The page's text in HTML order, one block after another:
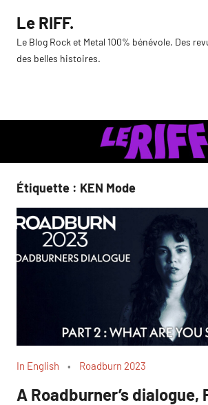
contenu
Le RIFF.
Le Blog Rock et Metal 100% bénévole. Des
des belles histoires.
Étiquette : KEN Mode
In English Roadburn 2023
A Roadburner’s dialogue,